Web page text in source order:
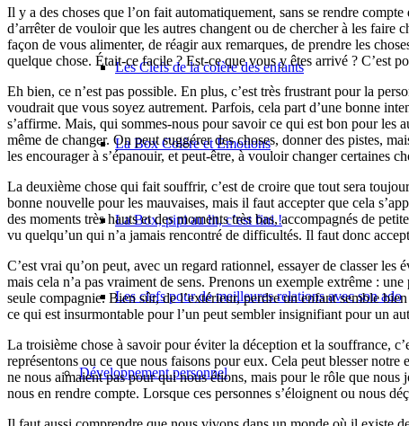
Les Clefs de la colère des enfants
La Box Colère et Emotions
La Box, pipi au lit, c’est fini !
Les clefs pour de meilleures relations avec son ado
Développement personnel
Il y a des choses que l’on fait automatiquement, sans se rendre
d’arrêter de vouloir que les autres changent ou de chercher à les
façon de vous alimenter, de réagir aux remarques, de prendre les
quelque chose. Était-ce facile ? Est-ce que vous y êtes arrivé ? C’est
Eh bien, ce n’est pas possible. En plus, c’est très frustrant pour la
voudrait que vous soyez autrement. Parfois, cela part d’une bonne
s’affirme. Mais, qui sommes-nous pour savoir ce qui est bon pour les
même de changer. On peut suggérer des choses, donner des pistes,
les encourager à s’épanouir, et peut-être, à vouloir changer certaines
La deuxième chose qui fait souffrir, c’est de croire que tout sera
bonne nouvelle pour les mauvaises, mais il faut accepter que cela
des moments très hauts et des moments très bas, accompagnés de
vu quelqu’un qui n’a jamais rencontré de difficultés. Il faut donc
C’est vrai qu’on peut, avec un regard rationnel, essayer de classer
mais cela n’a pas vraiment de sens. Prenons un exemple extrême :
seule compagnie. Bien sûr, de l’extérieur, perdre un enfant semble
ce qui est insurmontable pour l’un peut sembler insignifiant pour un
La troisième chose à savoir pour éviter la déception et la souffrance,
représentons ou ce que nous faisons pour eux. Cela peut blesser
ne nous aimaient pas pour qui nous étions, mais pour le rôle que
nous en rendre compte. Lorsque ces personnes s’éloignent ou nous